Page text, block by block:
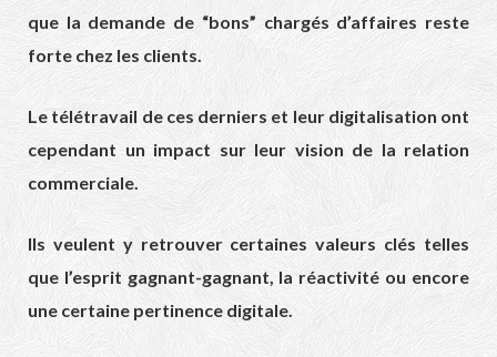
que la demande de “bons” chargés d’affaires reste
forte chez les clients.
Le télétravail de ces derniers et leur digitalisation ont
cependant un impact sur leur vision de la relation
commerciale.
Ils veulent y retrouver certaines valeurs clés telles
que l’esprit gagnant-gagnant, la réactivité ou encore
une certaine pertinence digitale.